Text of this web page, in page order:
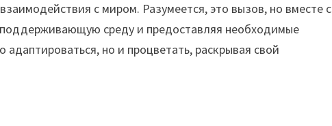
с миром. Разумеется, это вызов, но вместе с
среду и предоставляя необходимые
но и процветать, раскрывая свой